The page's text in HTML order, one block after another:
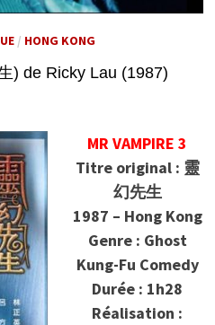
/ HONG KONG
) de Ricky Lau (1987)
MR VAMPIRE 3
Titre original : 靈
幻先生
1987 – Hong Kong
Genre : Ghost
Kung-Fu Comedy
Durée : 1h28
Réalisation :